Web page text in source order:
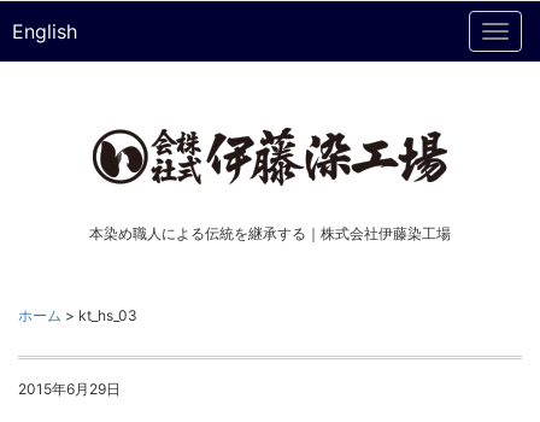
English
本染め職人による伝統を継承する｜株式会社伊藤染工場
ホーム > kt_hs_03
2015年6月29日